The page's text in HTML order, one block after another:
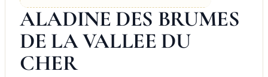
ALADINE DES BRUMES
DE LA VALLEE DU
CHER